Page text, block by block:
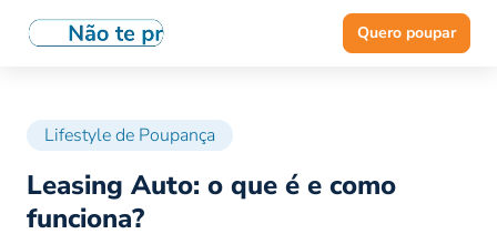
Quero poupar
Lifestyle de Poupança
Leasing Auto: o que é e como
funciona?